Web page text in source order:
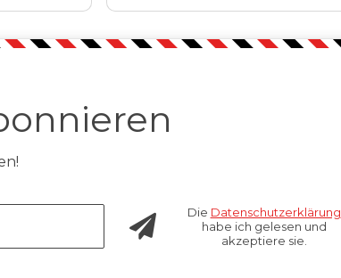
Die Datenschutzerklärung
habe ich gelesen und
akzeptiere sie.